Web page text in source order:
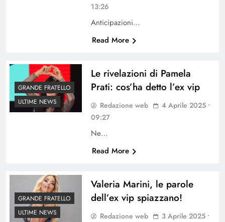
13:26
Anticipazioni…
Read More
GRANDE FRATELLO
ULTIME NEWS
Le rivelazioni di Pamela
Prati: cos’ha detto l’ex vip
Redazione web
4 Aprile 2025 •
09:27
Ne…
Read More
GRANDE FRATELLO
ULTIME NEWS
Valeria Marini, le parole
dell’ex vip spiazzano!
Redazione web
3 Aprile 2025 •